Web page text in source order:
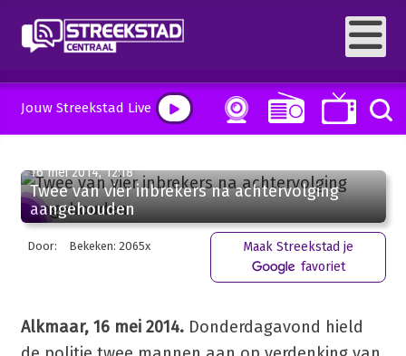
Jouw Streekstad Live
16 mei 2014, 12:18
Twee van vier inbrekers na achtervolging
aangehouden
Door: Bekeken: 2065x
Maak Streekstad je
favoriet
Alkmaar, 16 mei 2014.Donderdagavond hield